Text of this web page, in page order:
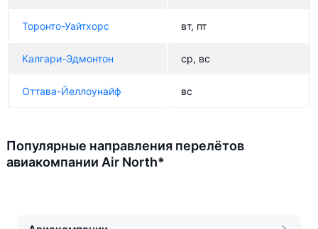
Торонто-Уайтхорс вт, пт
Калгари-Эдмонтон ср, вс
Оттава-Йеллоунайф вс
Популярные направления перелётов
авиакомпании Air North*